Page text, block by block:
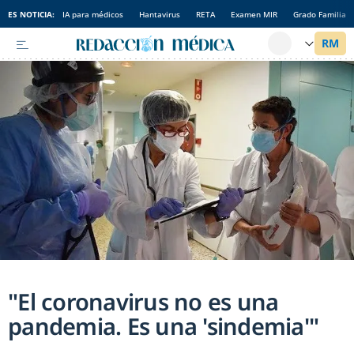
ES NOTICIA: IA para médicos Hantavirus RETA Examen MIR Grado Familia
"El coronavirus no es una
pandemia. Es una 'sindemia'"